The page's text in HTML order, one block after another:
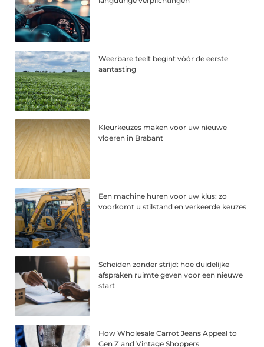
Weerbare teelt begint vóór de eerste
aantasting
Kleurkeuzes maken voor uw nieuwe
vloeren in Brabant
Een machine huren voor uw klus: zo
voorkomt u stilstand en verkeerde keuzes
Scheiden zonder strijd: hoe duidelijke
afspraken ruimte geven voor een nieuwe
start
How Wholesale Carrot Jeans Appeal to
Gen Z and Vintage Shoppers